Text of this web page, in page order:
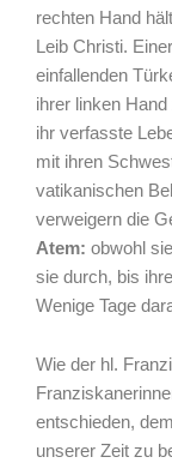
rechten Hand
Leib Christi.
einfallenden
ihrer linken
ihr verfasste
mit ihren
vatikanischen
verweigern die
Atem: obwohl
sie durch, bis
Wenige Tage
Wie der hl.
entschieden,
unserer Zeit zu